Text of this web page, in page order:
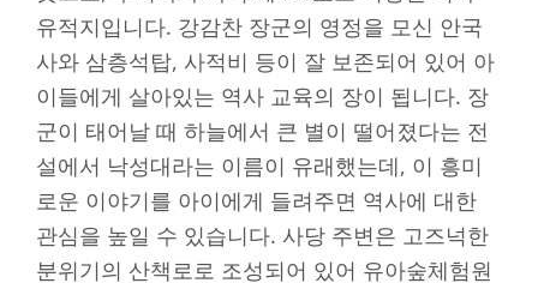
유적지입니다. 강감찬 장군의 영정을 모신 안국
사와 삼층석탑, 사적비 등이 잘 보존되어 있어 아
이들에게 살아있는 역사 교육의 장이 됩니다. 장
군이 태어날 때 하늘에서 큰 별이 떨어졌다는 전
설에서 낙성대라는 이름이 유래했는데, 이 흥미
로운 이야기를 아이에게 들려주면 역사에 대한
관심을 높일 수 있습니다. 사당 주변은 고즈넉한
분위기의 산책로로 조성되어 있어 유아숲체험원